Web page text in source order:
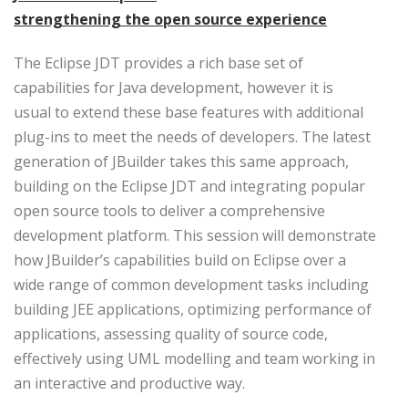
strengthening the open source experience
The Eclipse JDT provides a rich base set of
capabilities for Java development, however it is
usual to extend these base features with additional
plug-ins to meet the needs of developers. The latest
generation of JBuilder takes this same approach,
building on the Eclipse JDT and integrating popular
open source tools to deliver a comprehensive
development platform. This session will demonstrate
how JBuilder’s capabilities build on Eclipse over a
wide range of common development tasks including
building JEE applications, optimizing performance of
applications, assessing quality of source code,
effectively using UML modelling and team working in
an interactive and productive way.